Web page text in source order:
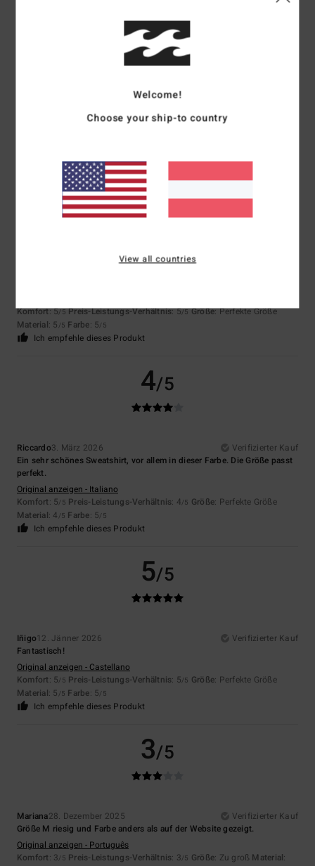
5/5
Helle Farben für Herren, die sich mit verschiedenen Outfits kombinieren
Original anzeigen - Castellano
Ich empfehle dieses Produkt
5 /5
Komfort: 5/5 Preis-Leistungs-Verhältnis: 5/5 Größe: Perfekte Größe
Material: 5 /5 Farbe: 5/5
Ich empfehle dieses Produkt
4/5
Riccardo3. März 2026
Verifizierter Kauf
Ein sehr schönes Sweatshirt, vor allem in dieser Farbe. Die Größe passt
perfekt.
Original anzeigen - Italiano
Komfort: 5/5 Preis-Leistungs-Verhältnis: 4/5 Größe: Perfekte Größe
Material: 4 /5 Farbe: 5/5
Ich empfehle dieses Produkt
5/5
Iñigo12. Jänner 2026
Verifizierter Kauf
Fantastisch!
Original anzeigen - Castellano
Komfort: 5/5 Preis-Leistungs-Verhältnis: 5/5 Größe: Perfekte Größe
Material: 5 /5 Farbe: 5/5
Ich empfehle dieses Produkt
3/5
Mariana28. Dezember 2025
Verifizierter Kauf
Größe M riesig und Farbe anders als auf der Website gezeigt.
Original anzeigen - Português
Komfort: 3/5 Preis-Leistungs-Verhältnis: 3/5 Größe: Zu groß Material:
Welcome!
Choose your ship-to country
View all countries